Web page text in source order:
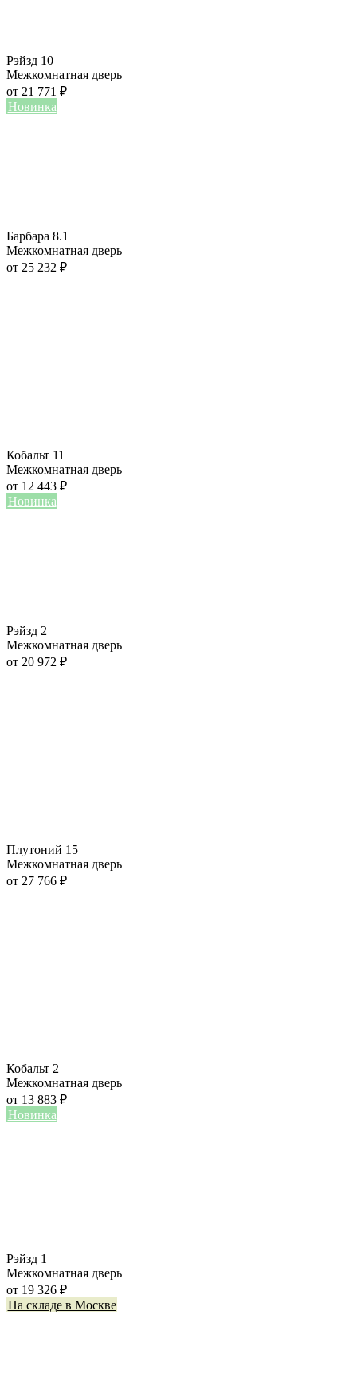
Рэйзд 10
Межкомнатная дверь
от 21 771 ₽
Новинка
Барбара 8.1
Межкомнатная дверь
от 25 232 ₽
Кобальт 11
Межкомнатная дверь
от 12 443 ₽
Новинка
Рэйзд 2
Межкомнатная дверь
от 20 972 ₽
Плутоний 15
Межкомнатная дверь
от 27 766 ₽
Кобальт 2
Межкомнатная дверь
от 13 883 ₽
Новинка
Рэйзд 1
Межкомнатная дверь
от 19 326 ₽
На складе в Москве